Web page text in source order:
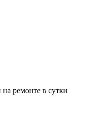
ремонте в сутки